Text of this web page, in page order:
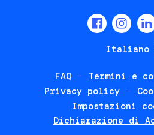
Italiano
FAQ
Termini e
Privacy policy
Impostazioni
Dichiarazione di